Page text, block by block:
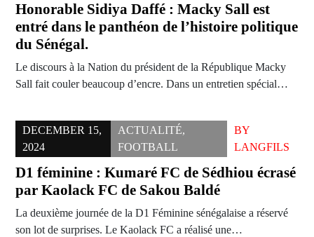
Honorable Sidiya Daffé : Macky Sall est
entré dans le panthéon de l’histoire politique
du Sénégal.
Le discours à la Nation du président de la République Macky
Sall fait couler beaucoup d’encre. Dans un entretien spécial…
DECEMBER 15,
2024
ACTUALITÉ,
FOOTBALL
BY
LANGFILS
D1 féminine : Kumaré FC de Sédhiou écrasé
par Kaolack FC de Sakou Baldé
La deuxième journée de la D1 Féminine sénégalaise a réservé
son lot de surprises. Le Kaolack FC a réalisé une…